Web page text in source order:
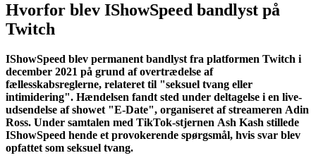
Hvorfor blev IShowSpeed bandlyst på
Twitch
IShowSpeed blev permanent bandlyst fra platformen Twitch i
december 2021 på grund af overtrædelse af
fællesskabsreglerne, relateret til "seksuel tvang eller
intimidering". Hændelsen fandt sted under deltagelse i en live-
udsendelse af showet "E-Date", organiseret af streameren Adin
Ross. Under samtalen med TikTok-stjernen Ash Kash stillede
IShowSpeed hende et provokerende spørgsmål, hvis svar blev
opfattet som seksuel tvang.